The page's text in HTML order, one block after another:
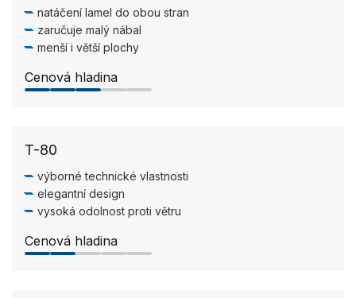
natáčení lamel do obou stran
zaručuje malý nábal
menší i větší plochy
Cenová hladina
3.0/5
T-80
výborné technické vlastnosti
elegantní design
vysoká odolnost proti větru
Cenová hladina
2.0/5